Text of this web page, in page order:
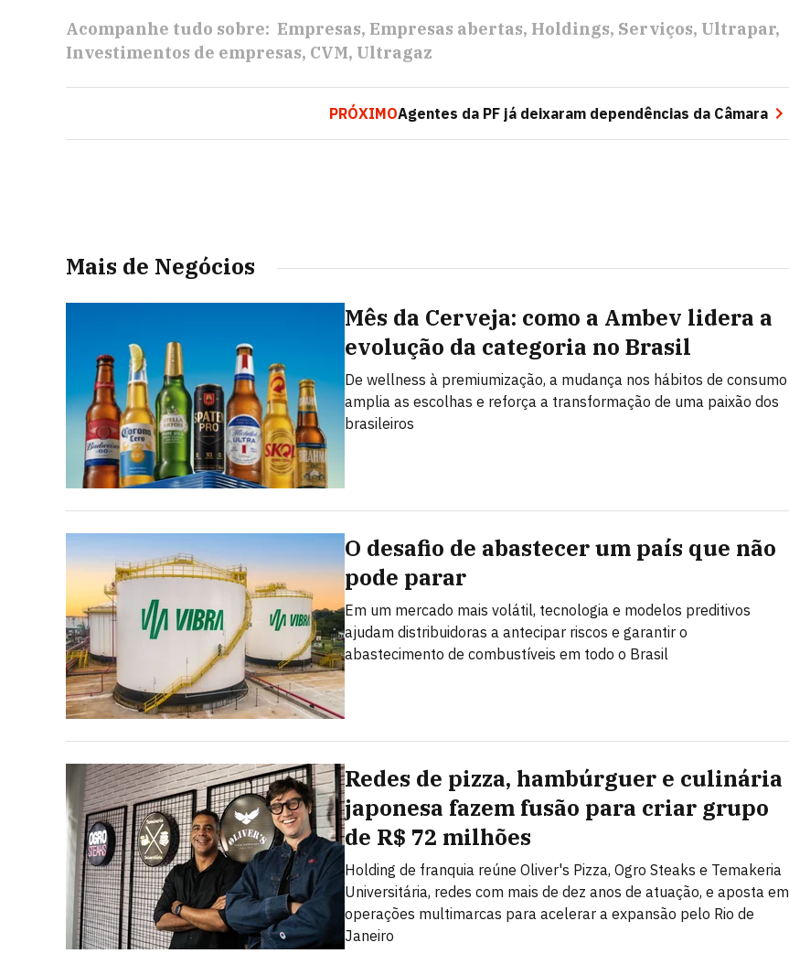
Acompanhe tudo sobre: Empresas Empresas abertas Holdings Serviços Ultrapar
Investimentos de empresas CVM Ultragaz
PRÓXIMOAgentes da PF já deixaram dependências da Câmara
Mais de Negócios
Mês da Cerveja: como a Ambev lidera a
evolução da categoria no Brasil
De wellness à premiumização, a mudança nos hábitos de consumo
amplia as escolhas e reforça a transformação de uma paixão dos
brasileiros
O desafio de abastecer um país que não
pode parar
Em um mercado mais volátil, tecnologia e modelos preditivos
ajudam distribuidoras a antecipar riscos e garantir o
abastecimento de combustíveis em todo o Brasil
Redes de pizza, hambúrguer e culinária
japonesa fazem fusão para criar grupo
de R$ 72 milhões
Holding de franquia reúne Oliver's Pizza, Ogro Steaks e Temakeria
Universitária, redes com mais de dez anos de atuação, e aposta em
operações multimarcas para acelerar a expansão pelo Rio de
Janeiro